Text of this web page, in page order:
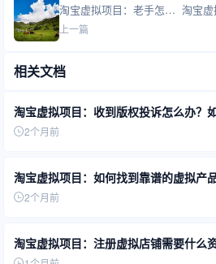
淘宝虚拟项目：老手怎么突破收入瓶颈？
上一篇
相关文档
淘宝虚拟项目：收到版权投诉怎么办？
2个月前
淘宝虚拟项目：如何找到靠谱的虚拟产
2个月前
淘宝虚拟项目：注册虚拟店铺需要什么